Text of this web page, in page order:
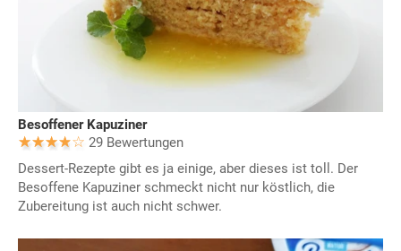
Besoffener Kapuziner
29 Bewertungen
Dessert-Rezepte gibt es ja einige, aber dieses ist toll. Der
Besoffene Kapuziner schmeckt nicht nur köstlich, die
Zubereitung ist auch nicht schwer.